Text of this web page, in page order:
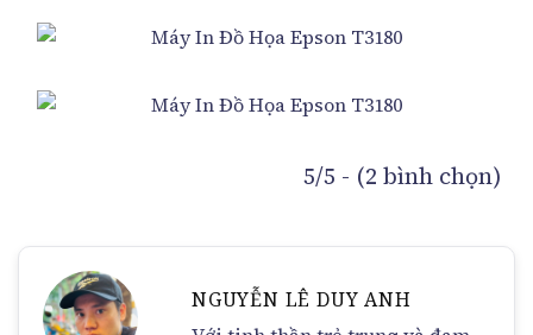
5/5 - (2 bình chọn)
NGUYỄN LÊ DUY ANH